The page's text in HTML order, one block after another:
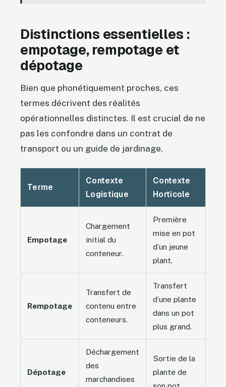
Distinctions essentielles :
empotage, rempotage et
dépotage
Bien que phonétiquement proches, ces
termes décrivent des réalités
opérationnelles distinctes. Il est crucial de ne
pas les confondre dans un contrat de
transport ou un guide de jardinage.
Terme
Contexte
Logistique
Contexte
Horticole
Empotage
Chargement
initial du
conteneur.
Première
mise en pot
d’un jeune
plant.
Rempotage
Transfert de
contenu entre
conteneurs.
Transfert
d’une plante
dans un pot
plus grand.
Dépotage
Déchargement
des
marchandises
Sortie de la
plante de